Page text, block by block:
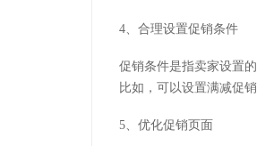
4、合理设置促销条件
促销条件是指卖家设置
比如，可以设置满减促
5、优化促销页面